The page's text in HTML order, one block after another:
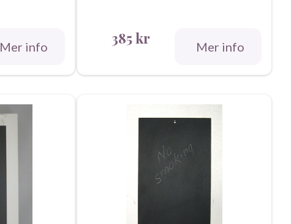
Mer info 385kr Mer info